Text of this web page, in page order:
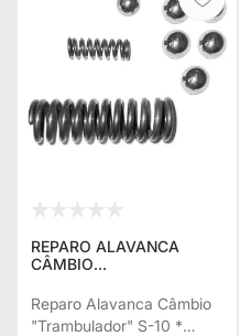
REPARO ALAVANCA
CÂMBIO
RANGER L-200R 2003...
NISSAN FRONTIER
Reparo Alavanca Câmbio
"Trambulador" S-10 *